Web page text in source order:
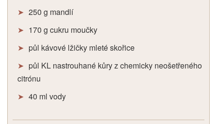
250 g mandlí
170 g cukru moučky
půl kávové lžičky mleté skořice
půl KL nastrouhané kůry z chemicky neošetřeného
citrónu
40 ml vody